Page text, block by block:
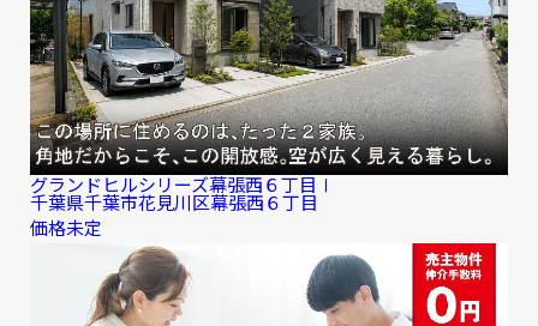
グランドヒルシリーズ幕張西６丁目Ⅰ
千葉県千葉市花見川区幕張西６丁目
価格未定